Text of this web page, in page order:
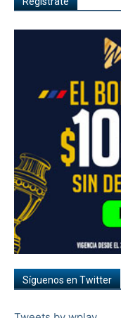
Síguenos en Twitter